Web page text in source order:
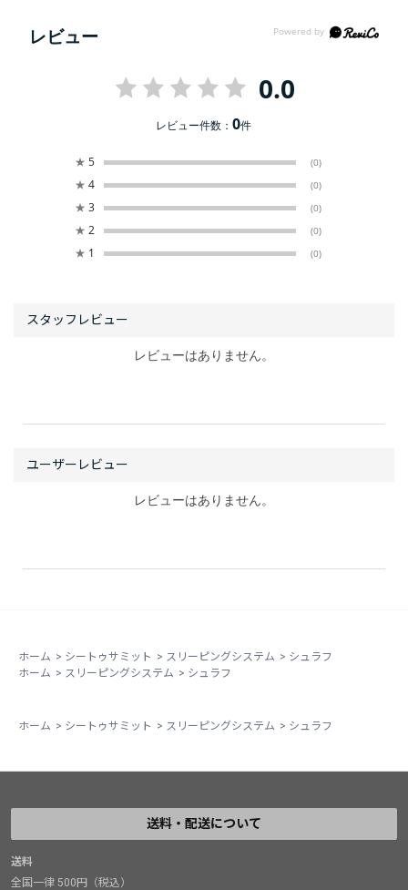
レビュー
0.0
レビュー件数：0件
★ 5 (0)
★ 4 (0)
★ 3 (0)
★ 2 (0)
★ 1 (0)
レビューはありません。
レビューはありません。
ホーム > シートゥサミット > スリーピングシステム > シュラフ
ホーム > スリーピングシステム > シュラフ
ホーム > シートゥサミット > スリーピングシステム > シュラフ
送料・配送について
送料
全国一律 500円（税込）